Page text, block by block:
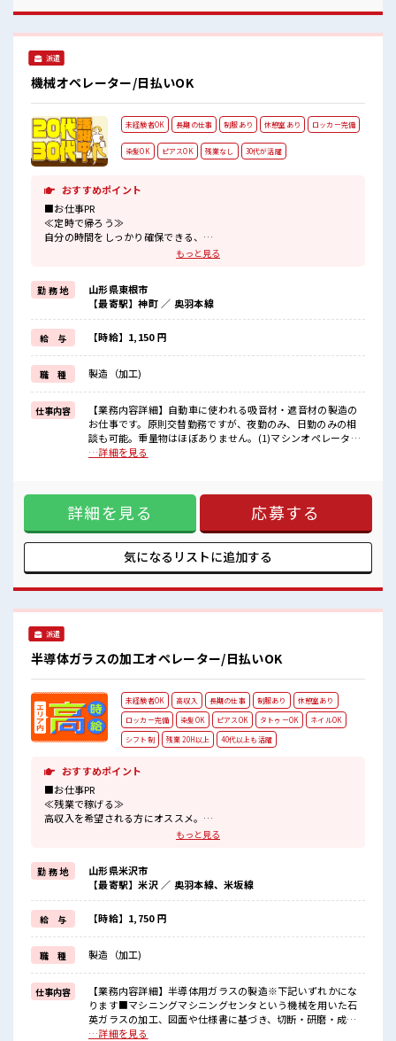
ップUP目指していきましょう！ ■職場の雰囲気 髪型・髪色自
由♪ 派手過ぎなければOKだから、 モチベーションもUP！ 一
派遣
機械オペレーター/日払いOK
未経験者OK 長期の仕事 制服あり 休憩室あり ロッカー完備
染髪OK ピアスOK 残業なし 30代が活躍
おすすめポイント
■お仕事PR
≪定時で帰ろう≫
自分の時間をしっかり確保できる、
明るすぎたり奇抜でなければ基本的に自由！
(規定有)制服があると毎日の服選びに悩まずOK♪
≪初めての仕事だけど自分にもできそう≫
新しいことにチャレンジするのは不安だけど、
しっかり働く環境が整っています！
イチからスキルUP・ステップUP目指していきましょう！
≪自分に向いている仕事が探せる≫
困った事などがあれば、
担当がしっかりサポートします！
■職場の雰囲気
髪型にこだわりのあるアナタは必見！
髪型自由な職場！
私物の置きすぎには注意が必要ですね★
もっと見る
勤 務 地
山形県東根市
【最寄駅】神町 ／ 奥羽本線
給 与 【時給】1,150 円
職 種 製造（加工)
仕事内容
【業務内容詳細】自動車に使われる吸音材・遮音材の製造の
お仕事です。原則交替勤務ですが、夜勤のみ、日勤のみの相
談も可能。重量物はほぼありません。(1)マシンオペレーター
材料を機械へセット、プレス加工加工後の製品の取り出し(2)
タートできます！【取扱製品情報】車に使われる防音部品 ■
お仕事PR ≪定時で帰ろう≫ 自分の時間をしっかり確保でき
る、 残業基本ナシのお仕事♪ ≪髪色自由で自分らしく働く≫
明るすぎたり奇抜でなければ基本的に自由！ (規定有)制服が
あると毎日の服選びに悩まずOK♪ ≪初めての仕事だけど自分
にもできそう≫ 新しいことにチャレンジするのは不安だけ
ステップUP目指していきましょう！ ≪自分に向いている仕事
が探せる≫ 困った事などがあれば、 担当がしっかりサポート
う♪ 職場にはロッカー完備！ 私物の置きすぎには注意が必要
ですね★
…詳細を見る
詳細を見る 応募する
気になるリストに追加する
派遣
半導体ガラスの加工オペレーター/日払いOK
未経験者OK 高収入 長期の仕事 制服あり
休憩室あり
ロッカー完備
染髪OK ピアスOK タトゥーOK
ネイルOK
シフト制
残業 20H以上 40代以上も活躍
おすすめポイント
■お仕事PR
≪残業で稼げる≫
高収入を希望される方にオススメ。
残業は月20時間以上あります♪
明るすぎたり奇抜でなければ基本的に自由！
(規定有)≪ラクラク制服アリ≫
制服があるので、
毎日の服装の悩み解消♪
≪未経験OKの仕事≫
新しいことにチャレンジするのは不安だけど、
しっかり働く環境が整っています！
イチからスキルUP・ステップUP目指していきましょう！
≪様々なお仕事をご提案≫
一人で悩まず気軽に相談できる、
派遣のお仕事です！
■職場の雰囲気
もっと見る
勤 務 地
山形県米沢市
【最寄駅】米沢 ／ 奥羽本線、米坂線
給 与 【時給】1,750 円
職 種 製造（加工)
仕事内容
【業務内容詳細】半導体用ガラスの製造※下記いずれかにな
ります■マシニングマシニングセンタという機械を用いた石
英ガラスの加工、図面や仕様書に基づき、切断・研磨・成形
などの加工をします。■加工機械オペレーター加工機械を使
…詳細を見る